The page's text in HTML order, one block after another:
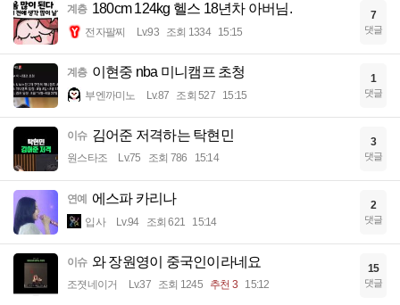
계층 180cm 124kg 헬스 18년차 아버님.
전자팔찌 Lv.93 조회 1334 15:15
7
댓글
계층 이현중 nba 미니캠프 초청
부엔까미노 Lv.87 조회 527 15:15
1
댓글
이슈 김어준 저격하는 탁현민
원스타조 Lv.75 조회 786 15:14
3
댓글
연예 에스파 카리나
입사 Lv.94 조회 621 15:14
2
댓글
이슈 와 장원영이 중국인이라네요
조졋네이거 Lv.37 조회 1245 추천 3 15:12
15
댓글